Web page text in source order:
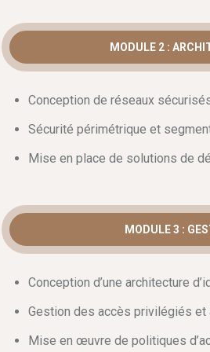
Évaluation des
réseau
Tout projet commence par une
étudions les cadres de référence
plus, une segmentation réseau
Gestion des
Le contrôle des accès constitue un
gestion des identités est au cœur de
Dans cette optique, vous maîtriserez
politiques d’accès conditionnel
MODULE 2 :
Conception de réseaux
Sécurité périmétrique et
Mise en place de solutions de
MODULE 3 :
Conception d’une architecture
Gestion des accès privilégiés
Mise en œuvre de politiques